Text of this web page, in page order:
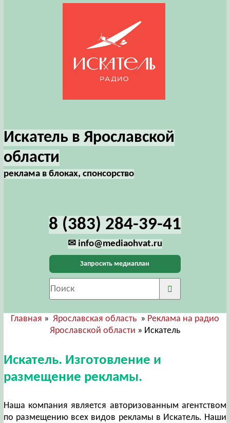
Искатель в Ярославской
области
реклама в блоках, спонсорство
8 (383) 284-39-41
✉ info@mediaohvat.ru
Запросить медиаплан
Главная » Ярославская область» Реклама на радио
Ярославской области » Искатель
Искатель. Изготовление и
размещение рекламы.
Наша компания является авторизованным агентством
по размещению всех видов рекламы в Искатель. Наши